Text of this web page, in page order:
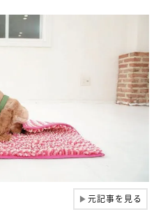
▶元記事を見る